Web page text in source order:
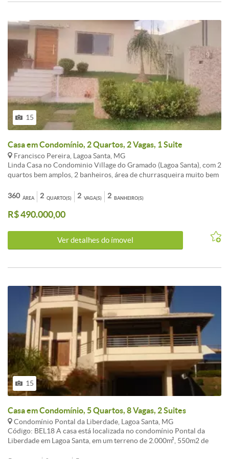
15
Casa em Condomínio, 2 Quartos, 2 Vagas, 1 Suite
Francisco Pereira, Lagoa Santa, MG
Linda Casa no Condominio Village do Gramado (Lagoa Santa), com 2
quartos bem amplos, 2 banheiros, área de churrasqueira muito bem
armários em todos os cômodos (armário do quarto de casal é da
Residence), cozinha americana e sala ampla.-Portaria 24 horas,
cameras em todas as ruas, ronda 24 horas.-Lote 360 m2
ÁREA
360 QUARTO(S)
2 VAGA(S)
2 BANHEIRO(S)
2
R$ 490.000,00
Ver detalhes do ímovel
15
Casa em Condomínio, 5 Quartos, 8 Vagas, 2 Suites
Condomínio Pontal da Liberdade, Lagoa Santa, MG
Código: BEL18 A casa está localizada no condomínio Pontal da
Liberdade em Lagoa Santa, em um terreno de 2.000m², 550m2 de